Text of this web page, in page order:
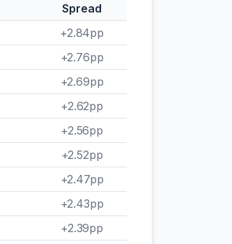
Spread
+2.84pp
+2.76pp
+2.69pp
+2.62pp
+2.56pp
+2.52pp
+2.47pp
+2.43pp
+2.39pp